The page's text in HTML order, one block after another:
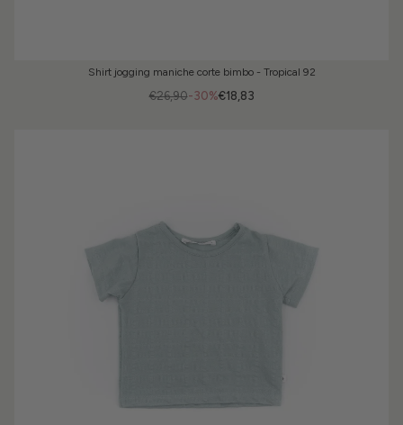
Shirt jogging maniche corte bimbo - Tropical 92
-30%
€26,90 €18,83